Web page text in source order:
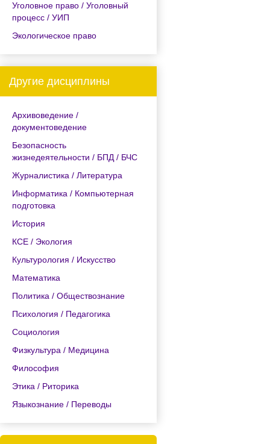
Уголовное право / Уголовный
процесс / УИП
Экологическое право
Другие дисциплины
Архивоведение /
документоведение
Безопасность
жизнедеятельности / БПД / БЧС
Журналистика / Литература
Информатика / Компьютерная
подготовка
История
КСЕ / Экология
Культурология / Искусство
Математика
Политика / Обществознание
Психология / Педагогика
Социология
Физкультура / Медицина
Философия
Этика / Риторика
Языкознание / Переводы